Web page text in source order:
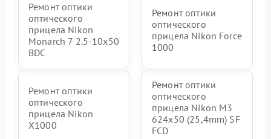
Ремонт оптики
оптического
прицела Nikon
Monarch 7 2.5-10x50
BDC
Ремонт оптики
оптического
прицела Nikon Force
1000
Ремонт оптики
оптического
прицела Nikon
X1000
Ремонт оптики
оптического
прицела Nikon M3
624x50 (25,4mm) SF
FCD